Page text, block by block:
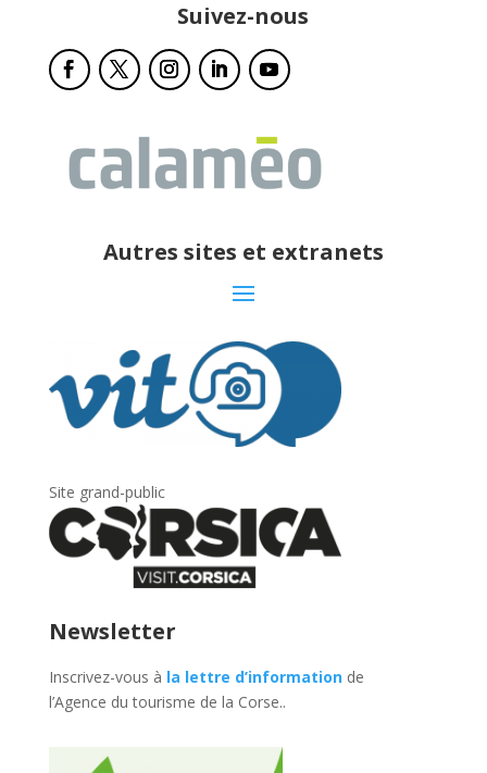
Suivez-nous
Autres sites et extranets
Site grand-public
Newsletter
Inscrivez-vous à la lettre d’information de
l’Agence du tourisme de la Corse..